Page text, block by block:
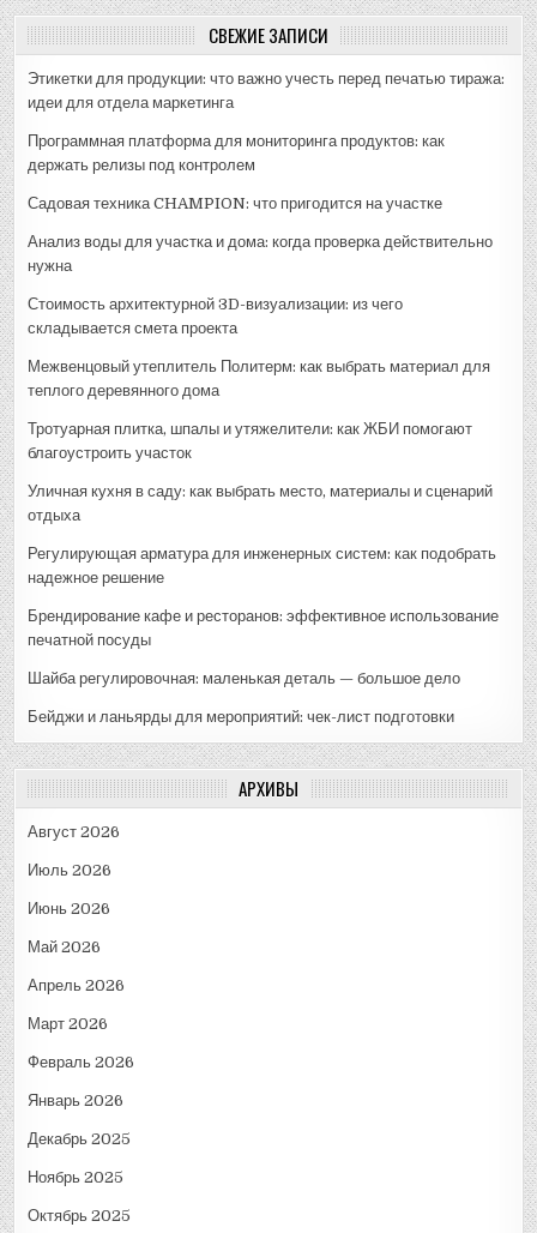
СВЕЖИЕ ЗАПИСИ
Этикетки для продукции: что важно учесть перед печатью тиража:
идеи для отдела маркетинга
Программная платформа для мониторинга продуктов: как
держать релизы под контролем
Садовая техника CHAMPION: что пригодится на участке
Анализ воды для участка и дома: когда проверка действительно
нужна
Стоимость архитектурной 3D-визуализации: из чего
складывается смета проекта
Межвенцовый утеплитель Политерм: как выбрать материал для
теплого деревянного дома
Тротуарная плитка, шпалы и утяжелители: как ЖБИ помогают
благоустроить участок
Уличная кухня в саду: как выбрать место, материалы и сценарий
отдыха
Регулирующая арматура для инженерных систем: как подобрать
надежное решение
Брендирование кафе и ресторанов: эффективное использование
печатной посуды
Шайба регулировочная: маленькая деталь — большое дело
Бейджи и ланьярды для мероприятий: чек-лист подготовки
АРХИВЫ
Август 2026
Июль 2026
Июнь 2026
Май 2026
Апрель 2026
Март 2026
Февраль 2026
Январь 2026
Декабрь 2025
Ноябрь 2025
Октябрь 2025